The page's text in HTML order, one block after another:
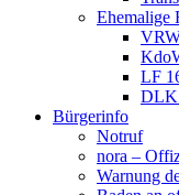
Ehemalige
LF
DLK
Bürgerinfo
Notruf
nora –
Warnung